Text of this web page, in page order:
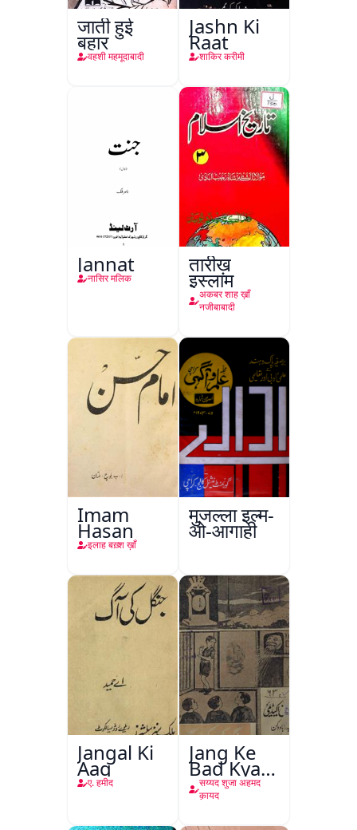
जाती हुई
बहार
वहशी महमूदाबादी
Jashn Ki
Raat
शाकिर करीमी
Jannat
नासिर मलिक
तारीख़
इस्लाम
अकबर शाह ख़ाँ
नजीबाबादी
Imam
Hasan
इलाह बख़्श ख़ाँ
मुजल्ला इल्म-
ओ-आगाही
Jangal Ki
Aag
ए. हमीद
Jang Ke
Bad Kya
Hoga
सय्यद शुजा अहमद
क़ायद